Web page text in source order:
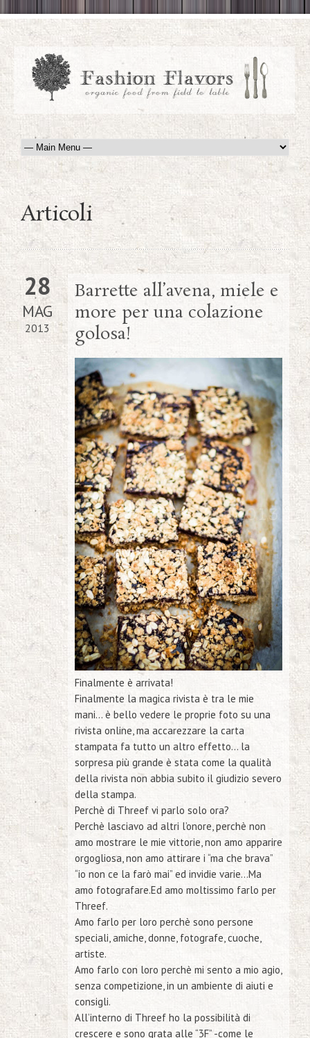
Articoli
28
MAG
2013
Barrette all’avena, miele e
more per una colazione
golosa!
Finalmente è arrivata!
Finalmente la magica rivista è tra le mie
mani… è bello vedere le proprie foto su una
rivista online, ma accarezzare la carta
stampata fa tutto un altro effetto… la
sorpresa più grande è stata come la qualità
della rivista non abbia subito il giudizio severo
della stampa.
Perchè di Threef vi parlo solo ora?
Perchè lasciavo ad altri l’onore, perchè non
amo mostrare le mie vittorie, non amo apparire
orgogliosa, non amo attirare i “ma che brava”
“io non ce la farò mai” ed invidie varie…Ma
amo fotografare.Ed amo moltissimo farlo per
Threef.
Amo farlo per loro perchè sono persone
speciali, amiche, donne, fotografe, cuoche,
artiste.
Amo farlo con loro perchè mi sento a mio agio,
senza competizione, in un ambiente di aiuti e
consigli.
All’interno di Threef ho la possibilità di
crescere e sono grata alle “3F” -come le